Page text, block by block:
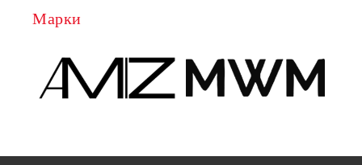
Марки